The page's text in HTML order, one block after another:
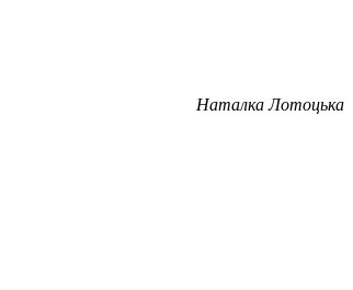
Наталка Лотоцька